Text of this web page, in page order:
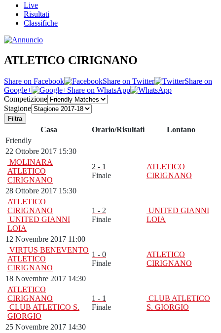
Live
Risultati
Classifiche
ATLETICO CIRIGNANO
Share on Facebook Share on Twitter
Share on
Google+
Share on WhatsApp
Competizione
Stagione
Filtra
Casa Orario/Risultati
Lontano
Friendly
22 Ottobre 2017 15:30
MOLINARA
ATLETICO
CIRIGNANO
2 - 1
Finale
ATLETICO
CIRIGNANO
28 Ottobre 2017 15:30
ATLETICO
CIRIGNANO
UNITED GIANNI
LOIA
1 - 2
Finale
UNITED GIANNI
LOIA
12 Novembre 2017 11:00
VIRTUS BENEVENTO
ATLETICO
CIRIGNANO
1 - 0
Finale
ATLETICO
CIRIGNANO
18 Novembre 2017 14:30
ATLETICO
CIRIGNANO
CLUB ATLETICO S.
GIORGIO
1 - 1
Finale
CLUB ATLETICO
S. GIORGIO
25 Novembre 2017 14:30